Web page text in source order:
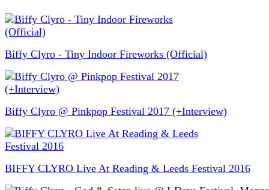
Biffy Clyro - Tiny Indoor Fireworks (Official)
Biffy Clyro @ Pinkpop Festival 2017 (+Interview)
BIFFY CLYRO Live At Reading & Leeds Festival 2016